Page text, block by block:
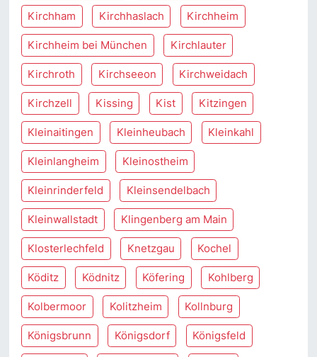
Kirchham Kirchhaslach Kirchheim
Kirchheim bei München Kirchlauter
Kirchroth Kirchseeon Kirchweidach
Kirchzell Kissing Kist Kitzingen
Kleinaitingen Kleinheubach Kleinkahl
Kleinlangheim Kleinostheim
Kleinrinderfeld Kleinsendelbach
Kleinwallstadt Klingenberg am Main
Klosterlechfeld Knetzgau Kochel
Köditz Ködnitz Köfering Kohlberg
Kolbermoor Kolitzheim Kollnburg
Königsbrunn Königsdorf Königsfeld